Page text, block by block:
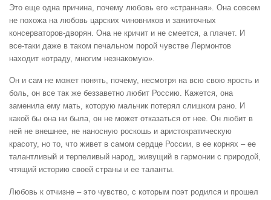
Это еще одна причина, почему любовь его «странная». Она совсем
не похожа на любовь царских чиновников и зажиточных
консерваторов-дворян. Она не кричит и не смеется, а плачет. И
все-таки даже в таком печальном порой чувстве Лермонтов
находит «отраду, многим незнакомую».
Он и сам не может понять, почему, несмотря на всю свою ярость и
боль, он все так же беззаветно любит Россию. Кажется, она
заменила ему мать, которую мальчик потерял слишком рано. И
какой бы она ни была, он не может отказаться от нее. Он любит в
ней не внешнее, не наносную роскошь и аристократическую
красоту, но то, что живет в самом сердце России, в ее корнях – ее
талантливый и терпеливый народ, живущий в гармонии с природой,
чтящий историю своей страны и ее таланты.
Любовь к отчизне – это чувство, с которым поэт родился и прошел